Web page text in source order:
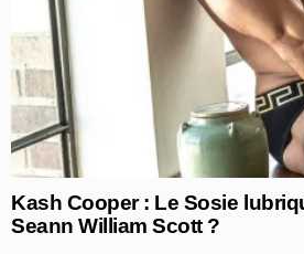
Kash Cooper : Le Sosie
Seann William Scott ?